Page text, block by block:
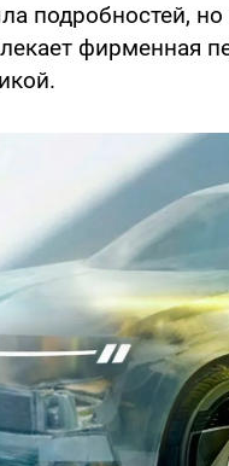
подробностей,
фирменная